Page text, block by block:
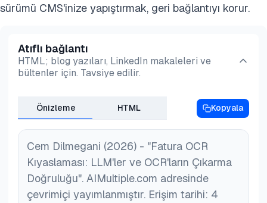
sürümü CMS'inize yapıştırmak, geri bağlantıyı korur.
Atıflı bağlantı
HTML; blog yazıları, LinkedIn makaleleri ve
bültenler için. Tavsiye edilir.
Önizleme HTML Kopyala
Cem Dilmegani (2026) - "Fatura OCR
Kıyaslaması: LLM'ler ve OCR'ların Çıkarma
Doğruluğu". AIMultiple.com adresinde
çevrimiçi yayımlanmıştır. Erişim tarihi: 4